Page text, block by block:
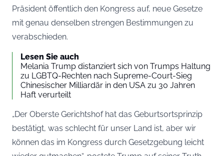
Präsident öffentlich den Kongress auf, neue Gesetze
mit genau denselben strengen Bestimmungen zu
verabschieden.
Lesen Sie auch
Melania Trump distanziert sich von Trumps Haltung
zu LGBTQ-Rechten nach Supreme-Court-Sieg
Chinesischer Milliardär in den USA zu 30 Jahren
Haft verurteilt
„Der Oberste Gerichtshof hat das Geburtsortsprinzip
bestätigt, was schlecht für unser Land ist, aber wir
können das im Kongress durch Gesetzgebung leicht